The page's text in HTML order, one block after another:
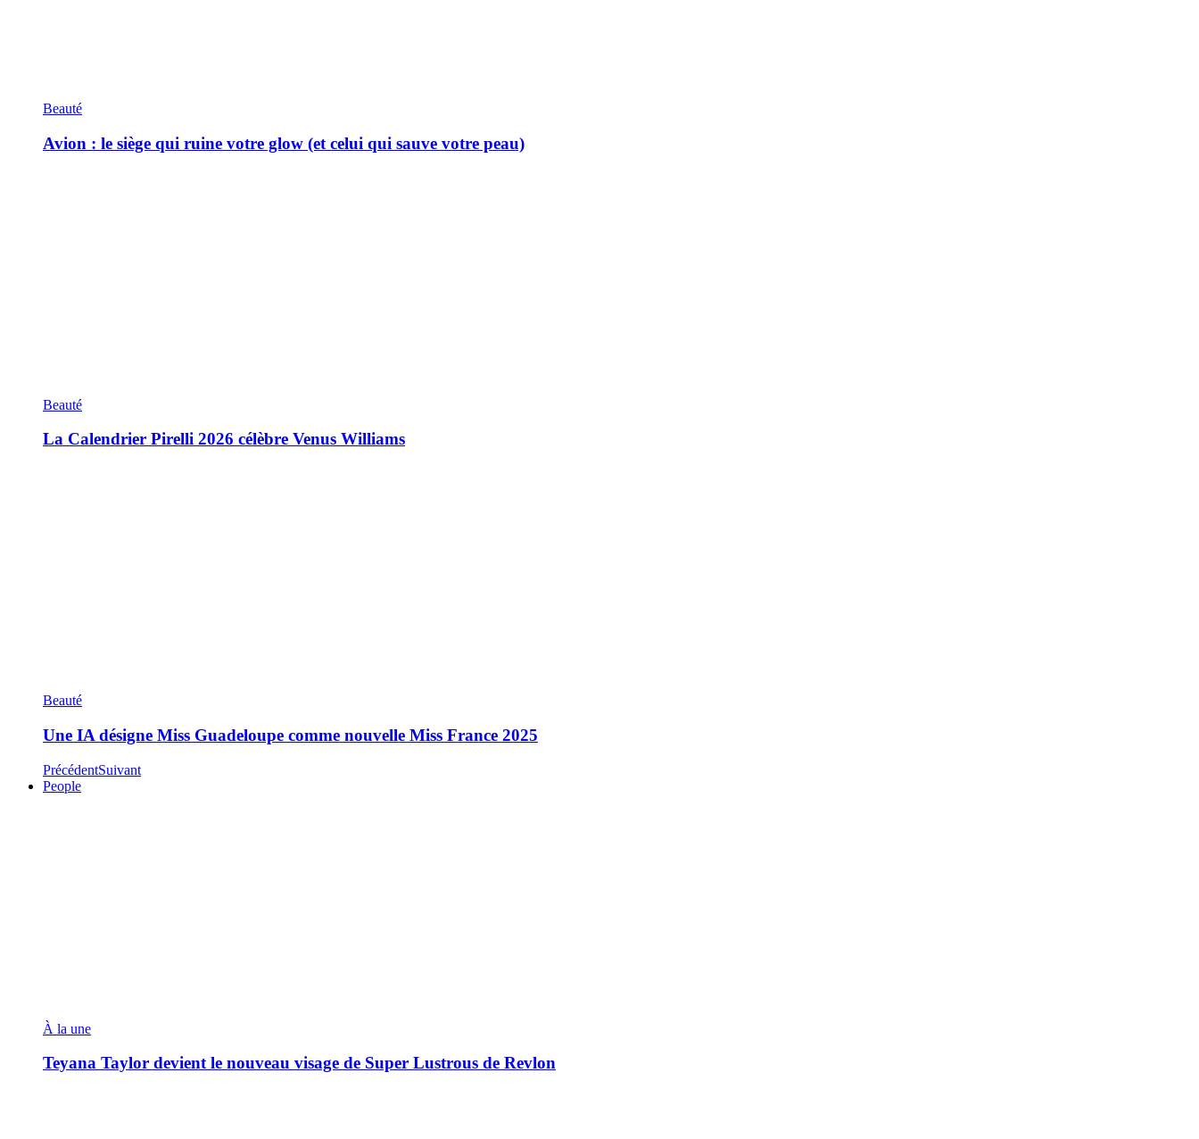
Beauté
Avion : le siège qui ruine votre glow (et celui qui sauve votre peau)
Beauté
La Calendrier Pirelli 2026 célèbre Venus Williams
Beauté
Une IA désigne Miss Guadeloupe comme nouvelle Miss France 2025
PrécédentSuivant
People
À la une
Teyana Taylor devient le nouveau visage de Super Lustrous de Revlon